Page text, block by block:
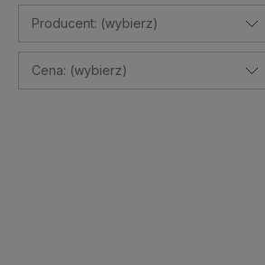
Producent: (wybierz)
Cena: (wybierz)